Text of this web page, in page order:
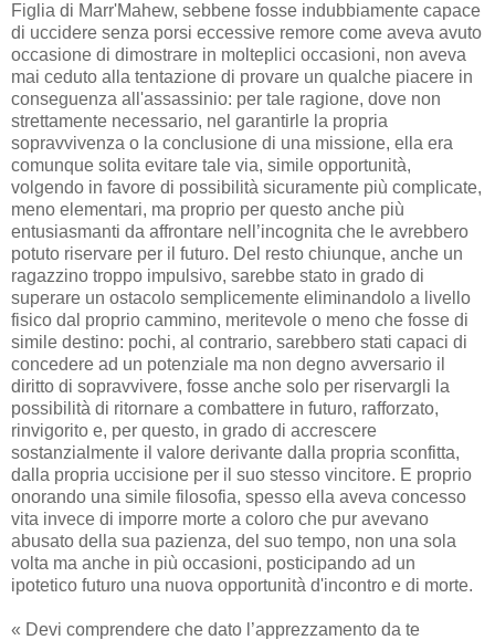
Figlia di Marr'Mahew, sebbene fosse indubbiamente capace
di uccidere senza porsi eccessive remore come aveva avuto
occasione di dimostrare in molteplici occasioni, non aveva
mai ceduto alla tentazione di provare un qualche piacere in
conseguenza all'assassinio: per tale ragione, dove non
strettamente necessario, nel garantirle la propria
sopravvivenza o la conclusione di una missione, ella era
comunque solita evitare tale via, simile opportunità,
volgendo in favore di possibilità sicuramente più complicate,
meno elementari, ma proprio per questo anche più
entusiasmanti da affrontare nell’incognita che le avrebbero
potuto riservare per il futuro. Del resto chiunque, anche un
ragazzino troppo impulsivo, sarebbe stato in grado di
superare un ostacolo semplicemente eliminandolo a livello
fisico dal proprio cammino, meritevole o meno che fosse di
simile destino: pochi, al contrario, sarebbero stati capaci di
concedere ad un potenziale ma non degno avversario il
diritto di sopravvivere, fosse anche solo per riservargli la
possibilità di ritornare a combattere in futuro, rafforzato,
rinvigorito e, per questo, in grado di accrescere
sostanzialmente il valore derivante dalla propria sconfitta,
dalla propria uccisione per il suo stesso vincitore. E proprio
onorando una simile filosofia, spesso ella aveva concesso
vita invece di imporre morte a coloro che pur avevano
abusato della sua pazienza, del suo tempo, non una sola
volta ma anche in più occasioni, posticipando ad un
ipotetico futuro una nuova opportunità d'incontro e di morte.
« Devi comprendere che dato l’apprezzamento da te